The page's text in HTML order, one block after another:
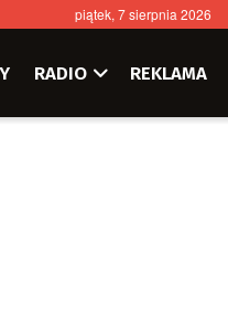
piątek, 7 sierpnia 2026
RADIO REKLAMA